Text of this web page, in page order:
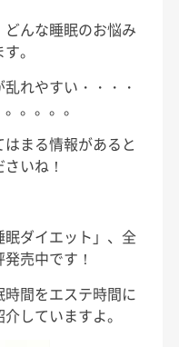
んな睡眠のお悩み
。
れやすい・・・・
。。。。
まる情報があると
いね！
ダイエット」、全
売中です！
間をエステ時間に
していますよ。